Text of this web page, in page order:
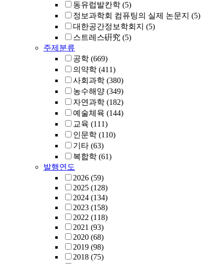
동유럽발칸학 (5)
정보과학회 컴퓨팅의 실제 논문지 (5)
대한공간정보학회지 (5)
스트레스硏究 (5)
주제분류
공학 (669)
의약학 (411)
사회과학 (380)
농수해양 (349)
자연과학 (182)
예술체육 (144)
교육 (111)
인문학 (110)
기타 (63)
복합학 (61)
발행연도
2026 (59)
2025 (128)
2024 (134)
2023 (158)
2022 (118)
2021 (93)
2020 (68)
2019 (98)
2018 (75)